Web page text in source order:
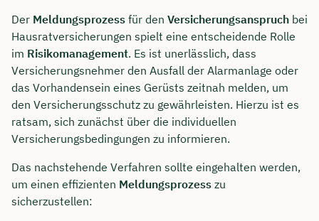
Der Meldungsprozess für den Versicherungsanspruch bei
Hausratversicherungen spielt eine entscheidende Rolle
im Risikomanagement. Es ist unerlässlich, dass
Versicherungsnehmer den Ausfall der Alarmanlage oder
das Vorhandensein eines Gerüsts zeitnah melden, um
den Versicherungsschutz zu gewährleisten. Hierzu ist es
ratsam, sich zunächst über die individuellen
Versicherungsbedingungen zu informieren.
Das nachstehende Verfahren sollte eingehalten werden,
um einen effizienten Meldungsprozess zu
sicherzustellen: